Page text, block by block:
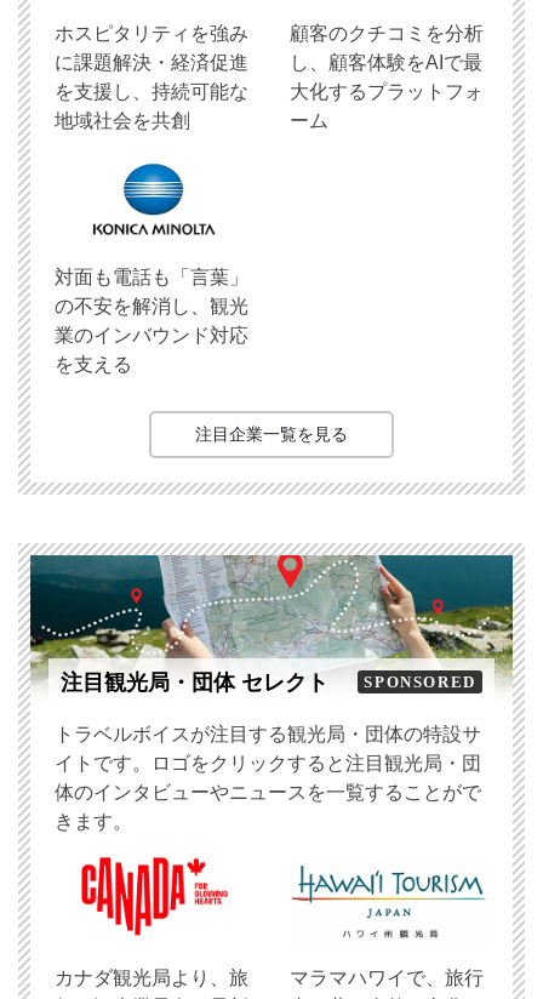
ホスピタリティを強み
に課題解決・経済促進
を支援し、持続可能な
地域社会を共創
顧客のクチコミを分析
し、顧客体験をAIで最
大化するプラットフォ
ーム
対面も電話も「言葉」
の不安を解消し、観光
業のインバウンド対応
を支える
注目企業一覧を見る
注目観光局・団体 セレクト SPONSORED
トラベルボイスが注目する観光局・団体の特設サ
イトです。ロゴをクリックすると注目観光局・団
体のインタビューやニュースを一覧することがで
きます。
​カナダ観光局より、旅
マラマハワイで、旅行